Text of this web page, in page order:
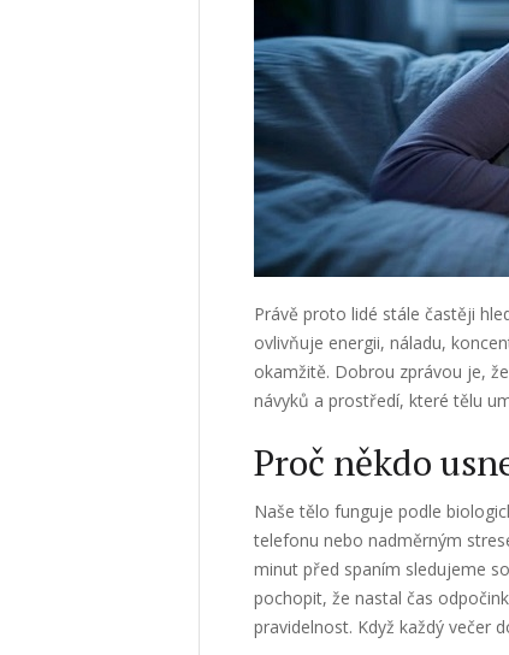
Právě proto lidé stále častěji
ovlivňuje energii, náladu,
okamžitě. Dobrou zprávou je,
návyků a prostředí, které tělu
Proč někdo
Naše tělo funguje podle
telefonu nebo nadměrným
minut před spaním sledujeme
pochopit, že nastal čas
pravidelnost. Když každý večer